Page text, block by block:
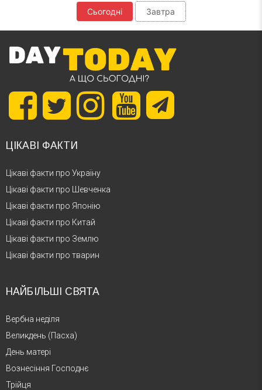
Сьогодні Завтра
ЦІКАВІ ФАКТИ
Цікаві факти про Україну
Цікаві факти про Шевченка
Цікаві факти про Японію
Цікаві факти про Китай
Цікаві факти про Землю
Цікаві факти про тварин
НАЙБІЛЬШІ СВЯТА
Вербна неділя
Великдень (Пасха)
День матері
Вознесіння Господнє
Трійця